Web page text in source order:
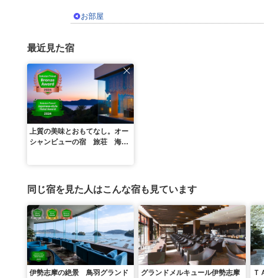
お部屋
最近見た宿
上質の美味とおもてなし。オー
シャンビューの宿 旅荘 海の
同じ宿を見た人はこんな宿も見ています
伊勢志摩の絶景 鳥羽グランド
グランドメルキュール伊勢志摩
Ｔ